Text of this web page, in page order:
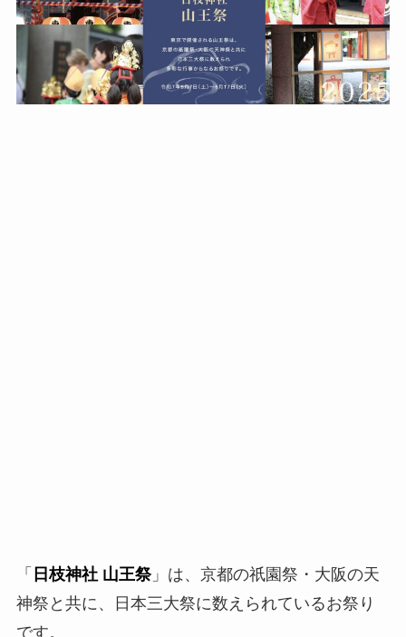
「 日枝神社 山王祭」は、京都の祇園祭・大阪の天
神祭と共に、日本三大祭に数えられているお祭り
です。